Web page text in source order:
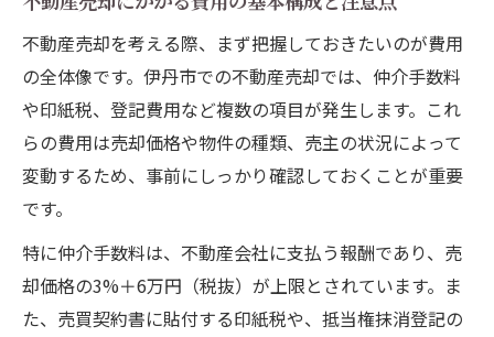
不動産売却を考える際、まず把握しておきたいのが費用
の全体像です。伊丹市での不動産売却では、仲介手数料
や印紙税、登記費用など複数の項目が発生します。これ
らの費用は売却価格や物件の種類、売主の状況によって
変動するため、事前にしっかり確認しておくことが重要
です。
特に仲介手数料は、不動産会社に支払う報酬であり、売
却価格の3%＋6万円（税抜）が上限とされています。ま
た、売買契約書に貼付する印紙税や、抵当権抹消登記の